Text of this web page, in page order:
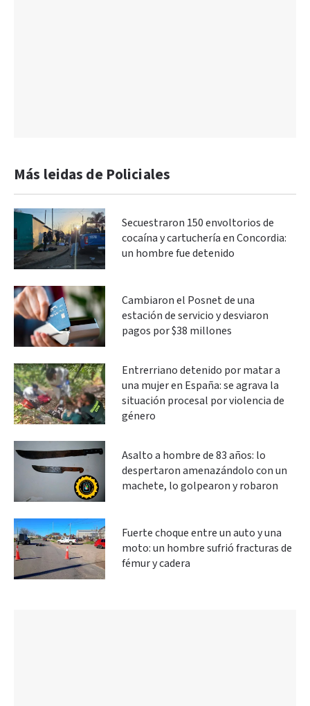
Más leidas de Policiales
Secuestraron 150 envoltorios de
cocaína y cartuchería en Concordia:
un hombre fue detenido
Cambiaron el Posnet de una
estación de servicio y desviaron
pagos por $38 millones
Entrerriano detenido por matar a
una mujer en España: se agrava la
situación procesal por violencia de
género
Asalto a hombre de 83 años: lo
despertaron amenazándolo con un
machete, lo golpearon y robaron
Fuerte choque entre un auto y una
moto: un hombre sufrió fracturas de
fémur y cadera